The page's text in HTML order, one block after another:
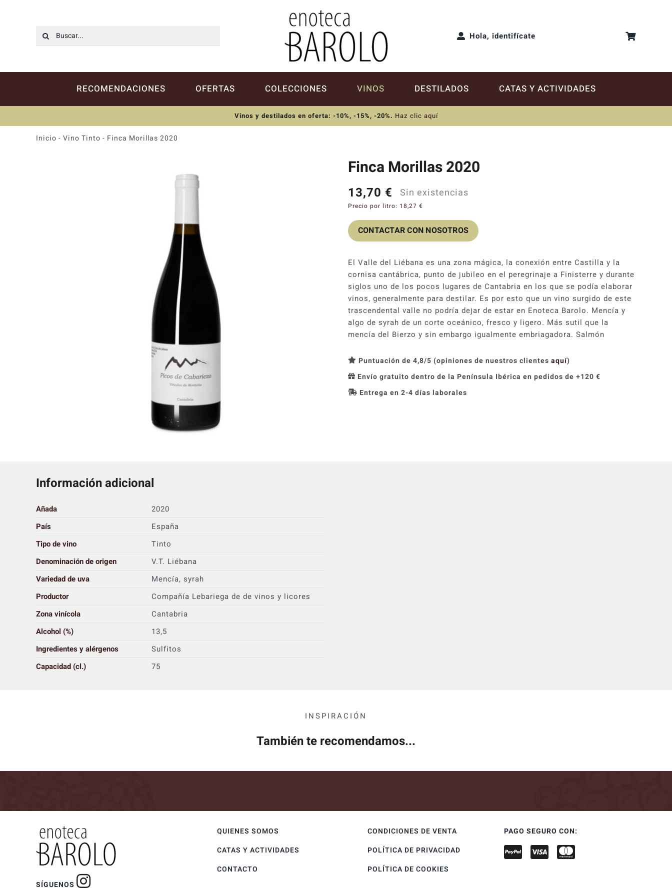
Buscar: Hola, identifícate
RECOMENDACIONES OFERTAS COLECCIONES VINOS DESTILADOS CATAS Y ACTIVIDADES
Vinos y destilados en oferta: -10%, -15%, -20%. Haz clic aquí
Inicio - Vino Tinto - Finca Morillas 2020
Finca Morillas 2020
13,70 € Sin existencias
Precio por litro: 18,27 €
CONTACTAR CON NOSOTROS
El Valle del Liébana es una zona mágica, la conexión entre Castilla y la
cornisa cantábrica, punto de jubileo en el peregrinaje a Finisterre y durante
siglos uno de los pocos lugares de Cantabria en los que se podía elaborar
vinos, generalmente para destilar. Es por esto que un vino surgido de este
trascendental valle no podría dejar de estar en Enoteca Barolo. Mencía y
algo de syrah de un corte oceánico, fresco y ligero. Más sutil que la
mencía del Bierzo y sin embargo igualmente embriagadora. Salmón
Puntuación de 4,8/5 (opiniones de nuestros clientes aquí)
Envío gratuito dentro de la Península Ibérica en pedidos de +120 €
Entrega en 2-4 días laborales
Información adicional
Añada
2020
País
España
Tipo de vino
Tinto
Denominación de origen
V.T. Liébana
Variedad de uva
Mencía, syrah
Productor
Compañía Lebariega de de vinos y licores
Zona vinícola
Cantabria
Alcohol (%)
13,5
Ingredientes y alérgenos
Sulfitos
Capacidad (cl.)
75
INSPIRACIÓN
También te recomendamos...
SÍGUENOS
QUIENES SOMOS
CATAS Y ACTIVIDADES
CONTACTO
CONDICIONES DE VENTA
POLÍTICA DE PRIVACIDAD
POLÍTICA DE COOKIES
PAGO SEGURO CON: